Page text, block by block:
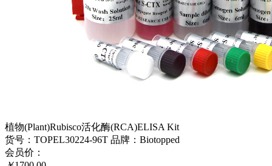
植物(Plant)Rubisco活化酶(RCA)ELISA Kit
货号：TOPEL30224-96T 品牌：Biotopped
会员价：